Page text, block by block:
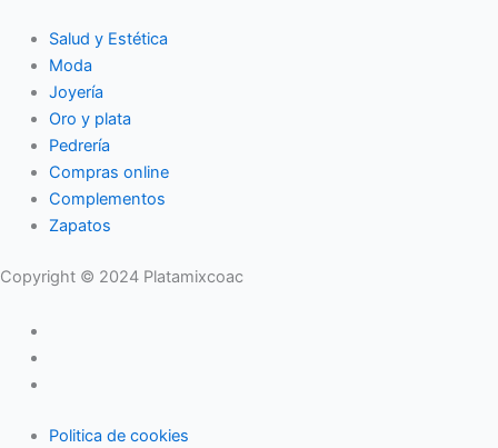
Salud y Estética
Moda
Joyería
Oro y plata
Pedrería
Compras online
Complementos
Zapatos
Copyright © 2024 Platamixcoac
Politica de cookies